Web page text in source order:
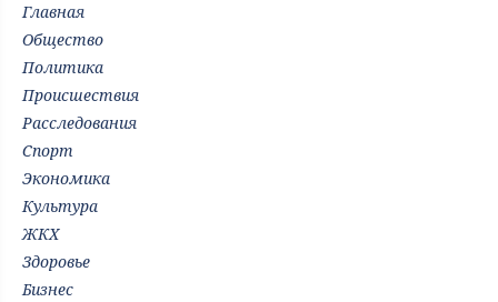
Главная
Общество
Политика
Происшествия
Расследования
Спорт
Экономика
Культура
ЖКХ
Здоровье
Бизнес